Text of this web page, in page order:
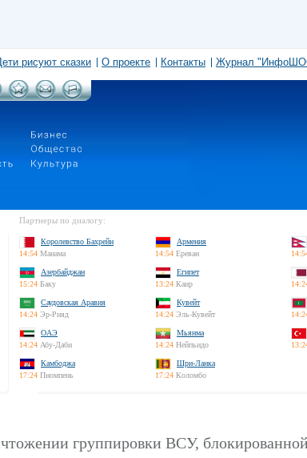
рисуют сказки О проекте Контакты Журнал
Партнеры по диалогу:
Королевство Бахрейн
14:54 Манама
Армения
14:54 Ереван
Азербайджан
15:24 Баку
Египет
13:24 Каир
Саудовская Аравия
14:24 Эр-Рияд
Кувейт
14:24 Эль-Кувейт
ОАЭ
14:24 Абу-Даби
Мьянма
14:24 Нейпьидо
Камбоджа
17:24 Пномпень
Шри-Ланка
17:24 Коломбо
группировки ВСУ,